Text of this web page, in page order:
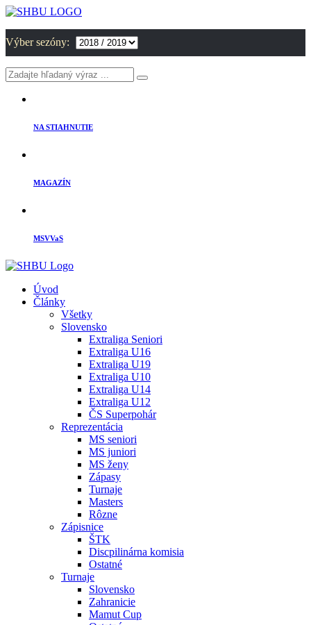
Výber sezóny:
NA STIAHNUTIE
MAGAZÍN
MSVVaS
Úvod
Články
Všetky
Slovensko
Extraliga Seniori
Extraliga U16
Extraliga U19
Extraliga U10
Extraliga U14
Extraliga U12
ČS Superpohár
Reprezentácia
MS seniori
MS juniori
MS ženy
Zápasy
Turnaje
Masters
Rôzne
Zápisnice
ŠTK
Discpilinárna komisia
Ostatné
Turnaje
Slovensko
Zahranicie
Mamut Cup